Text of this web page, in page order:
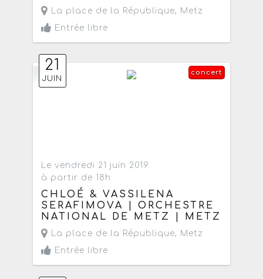
La place de la République, Metz
Entrée libre
21
JUIN
concert
Le vendredi 21 juin 2019
à partir de 18h
CHLOÉ & VASSILENA
SERAFIMOVA | ORCHESTRE
NATIONAL DE METZ | METZ
La place de la République, Metz
Entrée libre